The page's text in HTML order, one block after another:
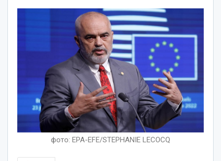
фото: EPA-EFE/STEPHANIE LECOCQ